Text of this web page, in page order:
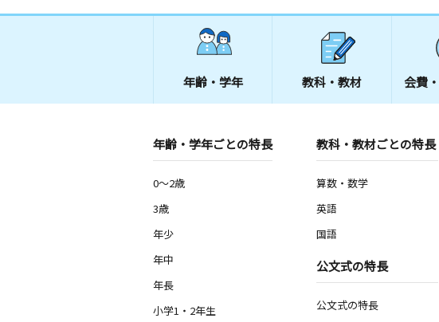
年齢・学年 教科・教材 会費・
年齢・学年ごとの特長
0～2歳
3歳
年少
年中
年長
小学1・2年生
教科・教材ごとの特長
算数・数学
英語
国語
公文式の特長
公文式の特長